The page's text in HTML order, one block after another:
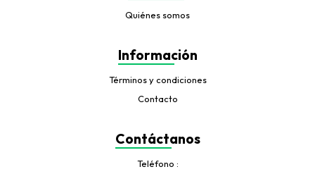
Quiénes somos
Información
Términos y condiciones
Contacto
Contáctanos
Teléfono